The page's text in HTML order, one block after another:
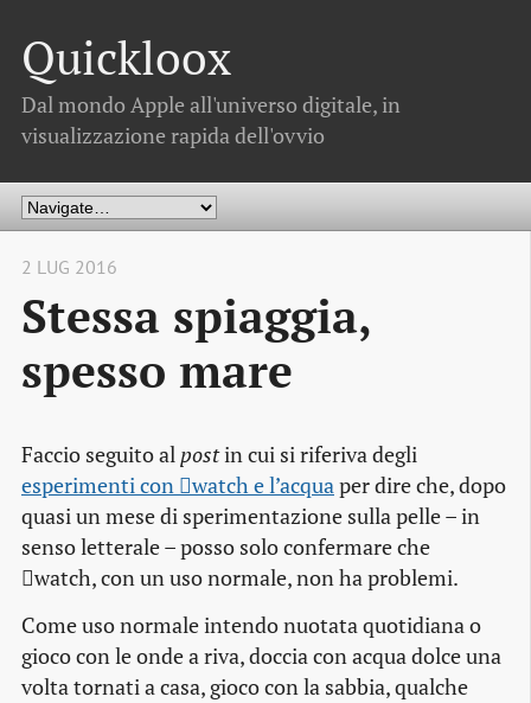
Quickloox
Dal mondo Apple all'universo digitale, in
visualizzazione rapida dell'ovvio
2 LUG 2016
Stessa spiaggia,
spesso mare
Faccio seguito al postin cui si riferiva degli
esperimenti con watch e l’acquaper dire che, dopo
quasi un mese di sperimentazione sulla pelle – in
senso letterale – posso solo confermare che
watch, con un uso normale, non ha problemi.
Come uso normale intendo nuotata quotidiana o
gioco con le onde a riva, doccia con acqua dolce una
volta tornati a casa, gioco con la sabbia, qualche